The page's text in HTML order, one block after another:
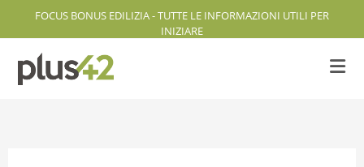
FOCUS BONUS EDILIZIA - TUTTE LE INFORMAZIONI UTILI PER
INIZIARE